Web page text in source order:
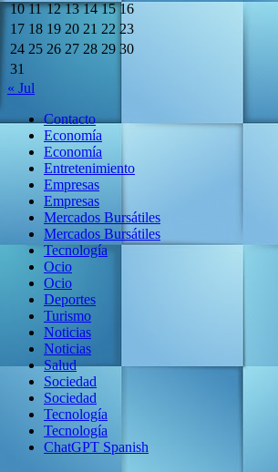
10 11 12 13 14 15 16
17 18 19 20 21 22 23
24 25 26 27 28 29 30
31
« Jul
Contacto
Economía
Economía
Entretenimiento
Empresas
Empresas
Mercados Bursátiles
Mercados Bursátiles
Tecnología
Ocio
Ocio
Deportes
Turismo
Noticias
Noticias
Salud
Sociedad
Sociedad
Tecnología
Tecnología
ChatGPT Spanish